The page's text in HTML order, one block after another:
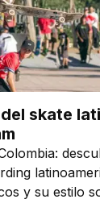
skate
y su estilo